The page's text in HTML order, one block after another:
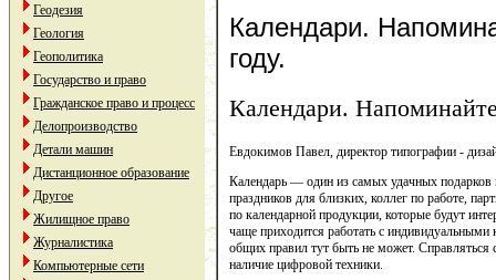
Геодезия
Геология
Геополитика
Государство и право
Гражданское право и процесс
Делопроизводство
Детали машин
Дистанционное образование
Другое
Жилищное право
Журналистика
Компьютерные сети
Календари.
году.
Календари.
Евдокимов Павел, директор типографии -
Календарь — один из самых удачных подарков
праздников для близких, коллег по работе,
по календарной продукции, которые будут
чаще приходится работать с
общих правил тут быть не может. Справляться
наличие цифровой техники.